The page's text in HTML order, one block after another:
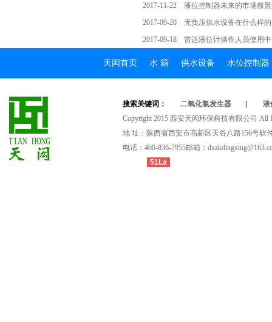
2017-11-22
液位控制器未来的市场前
2017-09-20
无负压供水设备在什么样
2017-09-18
雷达液位计操作人员使用
天闳首页 水箱 供水设备 水位控制器
搜索关键词： 二氧化氯发生器
液
Copyright2015西安天闳环保科技有限公司
地址：陕西省西安市高新区天谷八路156号软
电话：400-836-7955邮箱：
51La